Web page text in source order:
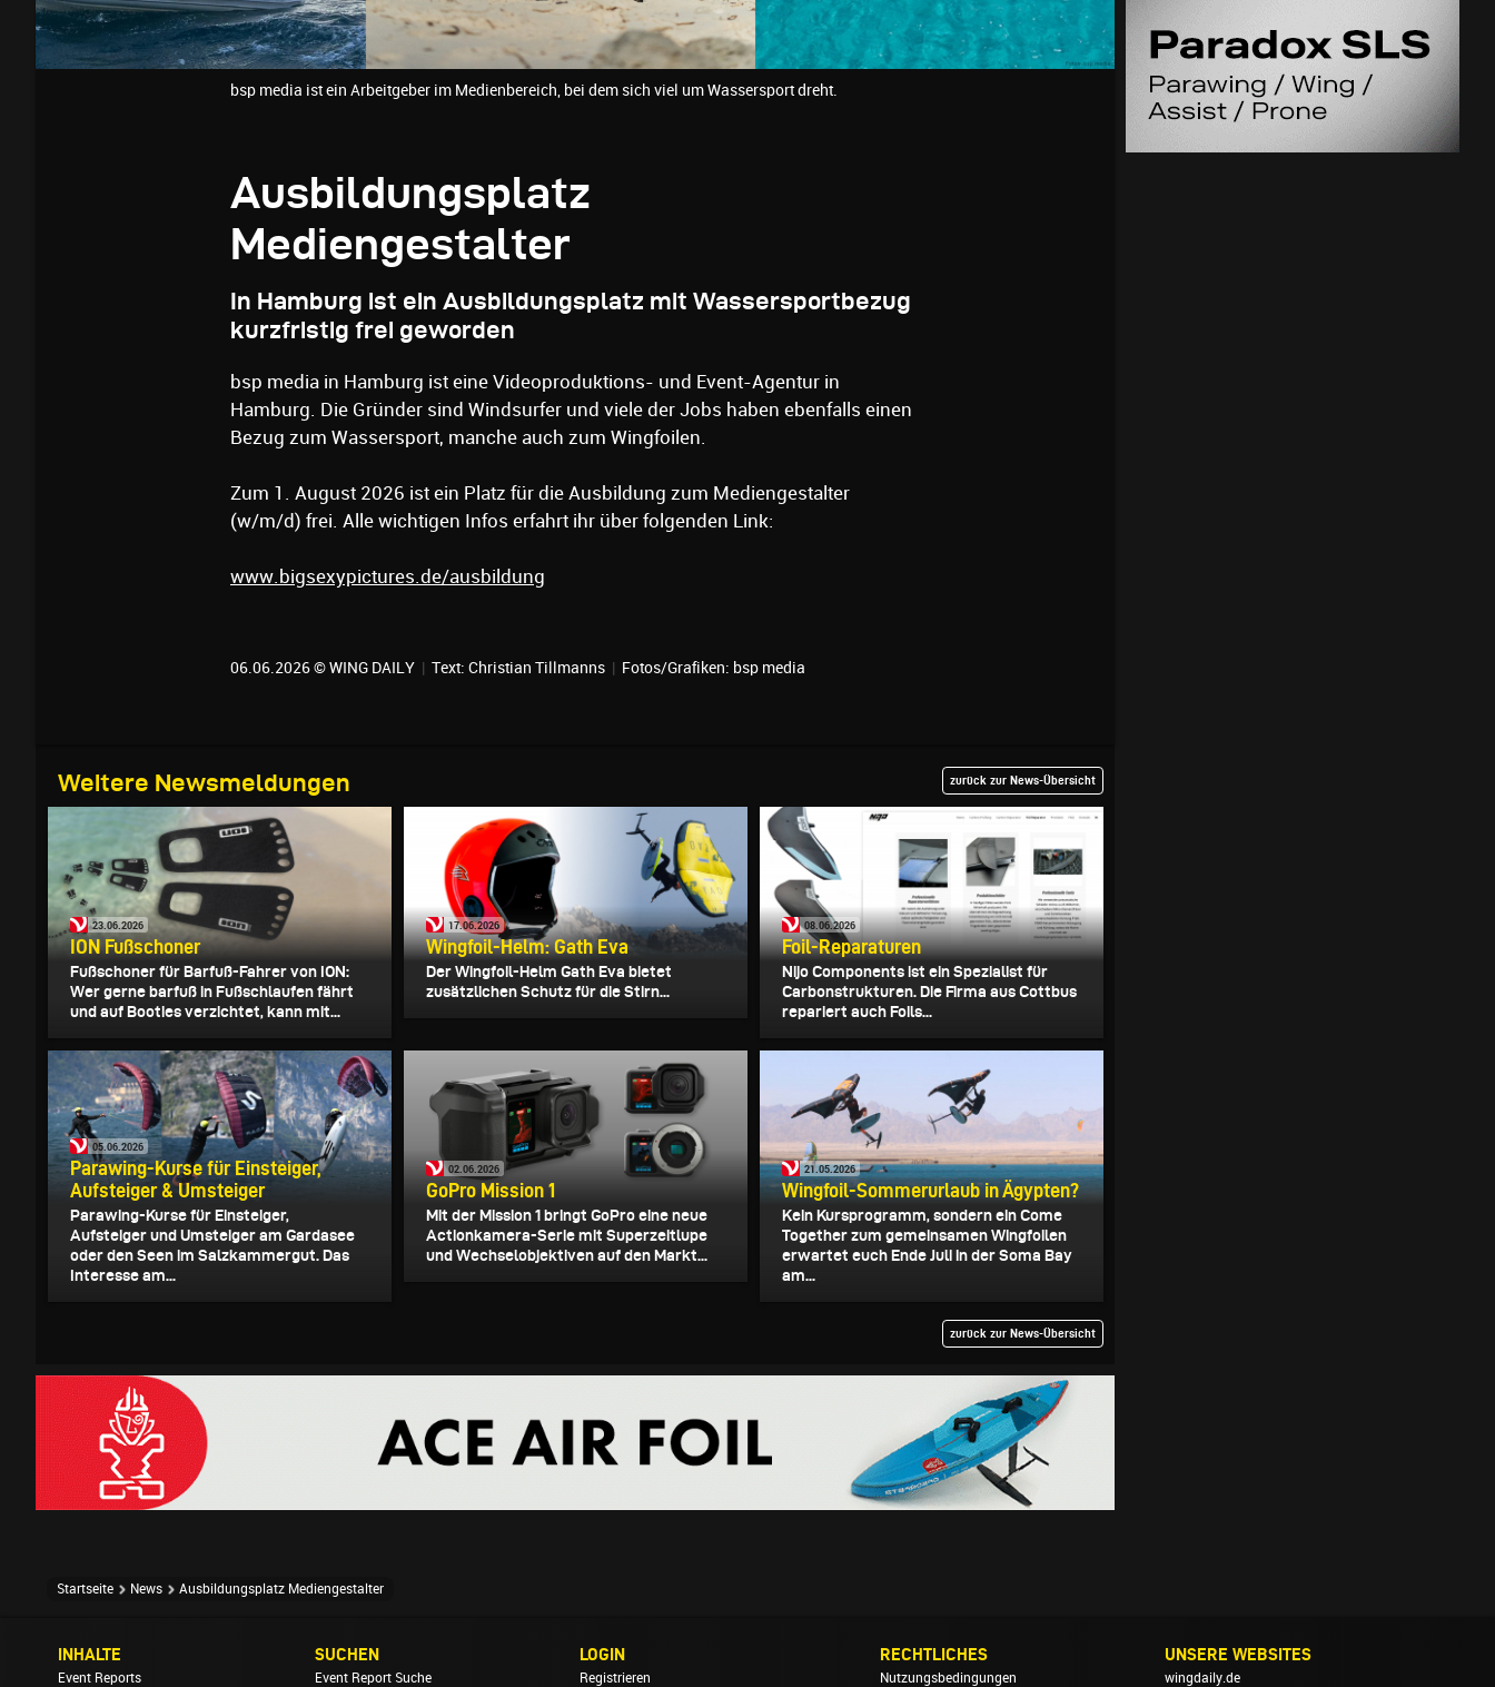
bsp media ist ein Arbeitgeber im Medienbereich, bei dem sich viel um Wassersport dreht.
Ausbildungsplatz
Mediengestalter
In Hamburg ist ein Ausbildungsplatz mit Wassersportbezug
kurzfristig frei geworden
bsp media in Hamburg ist eine Videoproduktions- und Event-Agentur in
Hamburg. Die Gründer sind Windsurfer und viele der Jobs haben ebenfalls einen
Bezug zum Wassersport, manche auch zum Wingfoilen.
Zum 1. August 2026 ist ein Platz für die Ausbildung zum Mediengestalter
(w/m/d) frei. Alle wichtigen Infos erfahrt ihr über folgenden Link:
www.bigsexypictures.de/ausbildung
06.06.2026 © WING DAILY | Text: Christian Tillmanns | Fotos/Grafiken: bsp media
Weitere Newsmeldungen zurück zur News-Übersicht
23.06.2026
ION Fußschoner
Fußschoner für Barfuß-Fahrer von ION:
Wer gerne barfuß in Fußschlaufen fährt
und auf Booties verzichtet, kann mit...
17.06.2026
Wingfoil-Helm: Gath Eva
Der Wingfoil-Helm Gath Eva bietet
zusätzlichen Schutz für die Stirn...
08.06.2026
Foil-Reparaturen
Nijo Components ist ein Spezialist für
Carbonstrukturen. Die Firma aus Cottbus
repariert auch Foils...
05.06.2026
Parawing-Kurse für Einsteiger,
Aufsteiger & Umsteiger
Parawing-Kurse für Einsteiger,
Aufsteiger und Umsteiger am Gardasee
oder den Seen im Salzkammergut. Das
Interesse am...
02.06.2026
GoPro Mission 1
Mit der Mission 1 bringt GoPro eine neue
Actionkamera-Serie mit Superzeitlupe
und Wechselobjektiven auf den Markt...
21.05.2026
Wingfoil-Sommerurlaub in Ägypten?
Kein Kursprogramm, sondern ein Come
Together zum gemeinsamen Wingfoilen
erwartet euch Ende Juli in der Soma Bay
am...
zurück zur News-Übersicht
Startseite News Ausbildungsplatz Mediengestalter
INHALTE
Event Reports
SUCHEN
Event Report Suche
LOGIN
Registrieren
RECHTLICHES
Nutzungsbedingungen
UNSERE WEBSITES
wingdaily.de